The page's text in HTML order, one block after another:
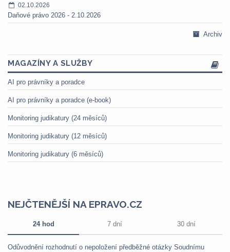
02.10.2026
Daňové právo 2026 - 2.10.2026
Archiv
MAGAZÍNY A SLUŽBY
AI pro právníky a poradce
AI pro právníky a poradce (e-book)
Monitoring judikatury (24 měsíců)
Monitoring judikatury (12 měsíců)
Monitoring judikatury (6 měsíců)
NEJČTENĚJŠÍ NA EPRAVO.CZ
24 hod 7 dní 30 dní
Odůvodnění rozhodnutí o nepoložení předběžné otázky Soudnímu